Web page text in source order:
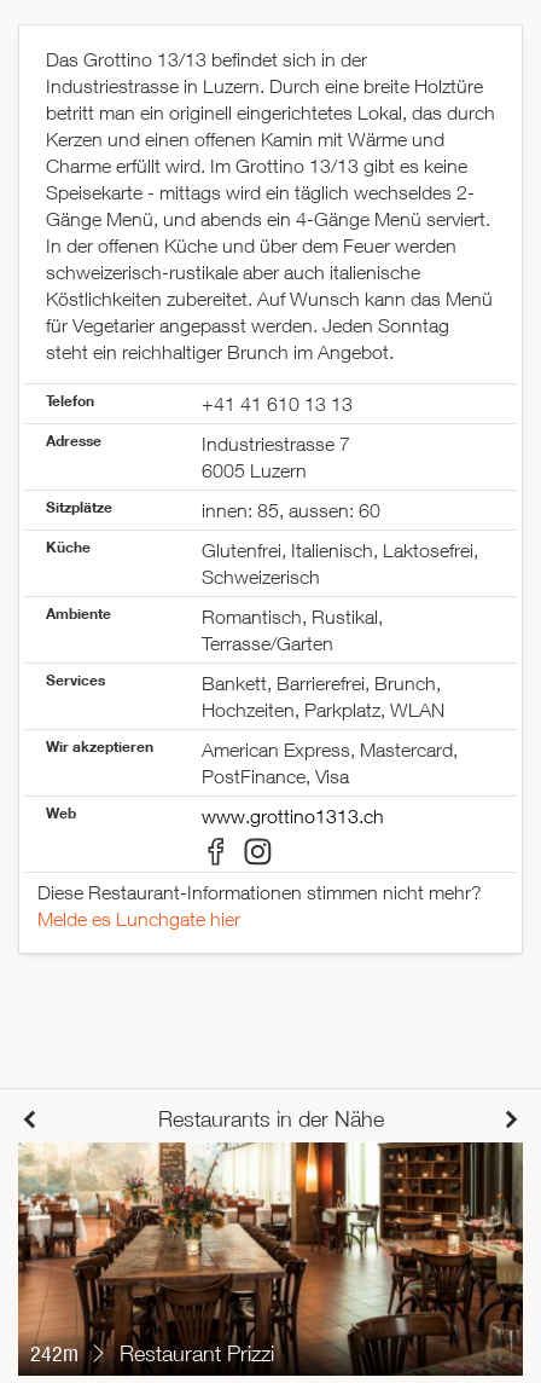
Das Grottino 13/13 befindet sich in der
Industriestrasse in Luzern. Durch eine breite Holztüre
betritt man ein originell eingerichtetes Lokal, das durch
Kerzen und einen offenen Kamin mit Wärme und
Charme erfüllt wird. Im Grottino 13/13 gibt es keine
Speisekarte - mittags wird ein täglich wechseldes 2-
Gänge Menü, und abends ein 4-Gänge Menü serviert.
In der offenen Küche und über dem Feuer werden
schweizerisch-rustikale aber auch italienische
Köstlichkeiten zubereitet. Auf Wunsch kann das Menü
für Vegetarier angepasst werden. Jeden Sonntag
steht ein reichhaltiger Brunch im Angebot.
Telefon +41 41 610 13 13
Adresse
Industriestrasse 7
6005 Luzern
Sitzplätze innen: 85, aussen: 60
Küche
Glutenfrei, Italienisch, Laktosefrei,
Schweizerisch
Ambiente
Romantisch, Rustikal,
Terrasse/Garten
Services
Bankett, Barrierefrei, Brunch,
Hochzeiten, Parkplatz, WLAN
Wir akzeptieren
American Express, Mastercard,
PostFinance, Visa
Web www.grottino1313.ch
Diese Restaurant-Informationen stimmen nicht mehr?
Melde es Lunchgate hier
Restaurants in der Nähe
242m Restaurant Prizzi